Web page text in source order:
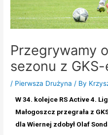
Przegrywamy
sezonu z
/ Pierwsza Drużyna / By
W 34. kolejce RS Active 4.
Małogoszcz przegrała z
dla Wiernej zdobył Olaf